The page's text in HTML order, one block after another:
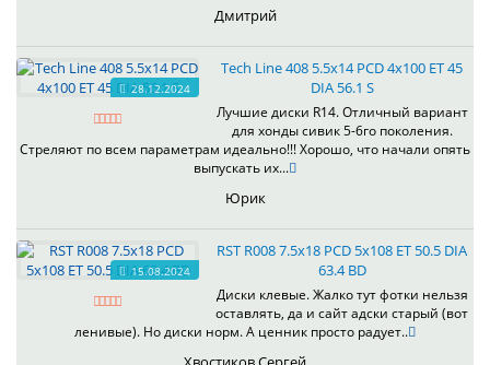
Дмитрий
28.12.2024
Tech Line 408 5.5x14 PCD 4x100 ET 45
DIA 56.1 S
Лучшие диски R14. Отличный вариант
для хонды сивик 5-6го поколения.
Стреляют по всем параметрам идеально!!! Хорошо, что начали опять
выпускать их...
Юрик
15.08.2024
RST R008 7.5x18 PCD 5x108 ET 50.5 DIA
63.4 BD
Диски клевые. Жалко тут фотки нельзя
оставлять, да и сайт адски старый (вот
ленивые). Но диски норм. А ценник просто радует..